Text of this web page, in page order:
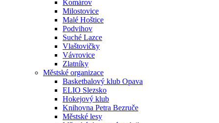
Komárov
Milostovice
Malé Hoštice
Podvihov
Suché Lazce
Vlaštovičky
Vávrovice
Zlatníky
Městské organizace
Basketbalový klub Opava
ELIO Slezsko
Hokejový klub
Knihovna Petra Bezruče
Městské lesy